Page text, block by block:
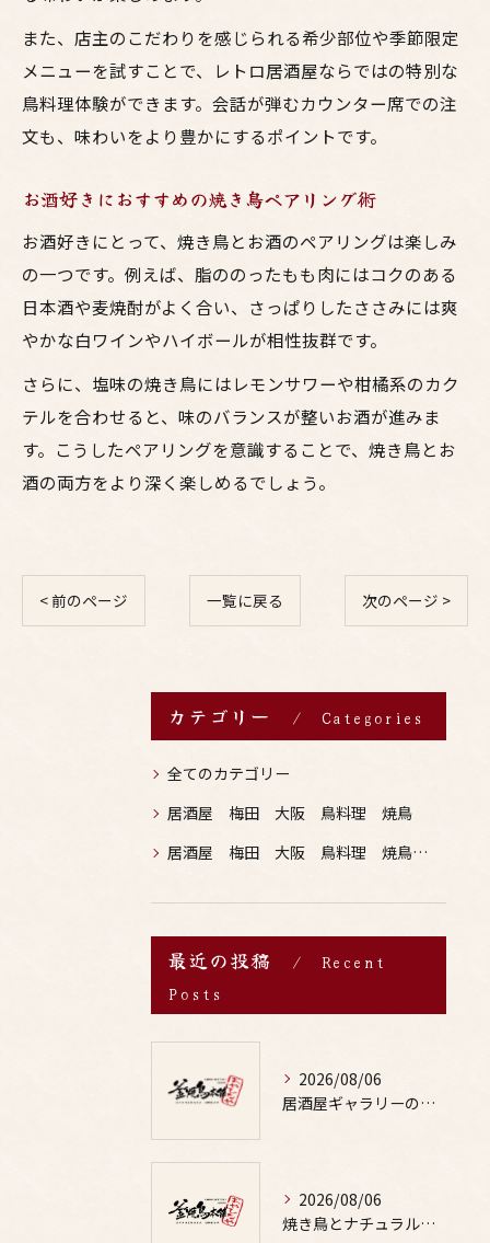
また、店主のこだわりを感じられる希少部位や季節限定
メニューを試すことで、レトロ居酒屋ならではの特別な
鳥料理体験ができます。会話が弾むカウンター席での注
文も、味わいをより豊かにするポイントです。
お酒好きにおすすめの焼き鳥ペアリング術
お酒好きにとって、焼き鳥とお酒のペアリングは楽しみ
の一つです。例えば、脂ののったもも肉にはコクのある
日本酒や麦焼酎がよく合い、さっぱりしたささみには爽
やかな白ワインやハイボールが相性抜群です。
さらに、塩味の焼き鳥にはレモンサワーや柑橘系のカク
テルを合わせると、味のバランスが整いお酒が進みま
す。こうしたペアリングを意識することで、焼き鳥とお
酒の両方をより深く楽しめるでしょう。
< 前のページ 一覧に戻る 次のページ >
カテゴリー Categories
全てのカテゴリー
居酒屋 梅田 大阪 鳥料理 焼鳥
居酒屋 梅田 大阪 鳥料理 焼鳥 お酒
最近の投稿
Recent
Posts
2026/08/06
居酒屋ギャラリーの選び方と鶏料理や焼鳥とお酒の魅力を写真で詳しく解説
2026/08/06
焼き鳥とナチュラルな味わいの出会いが外食の楽しみと健康を両立する秘訣